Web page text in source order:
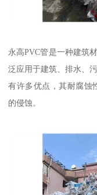
永高PVC管是一种建筑
泛应用于建筑、排水、
有许多优点，其耐腐蚀
的侵蚀。